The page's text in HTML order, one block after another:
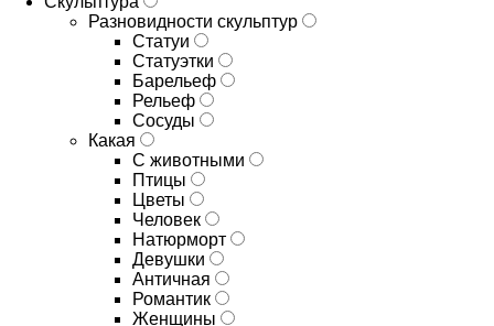
Разновидности скульптур
Статуи
Статуэтки
Барельеф
Рельеф
Сосуды
Какая
С животными
Птицы
Цветы
Человек
Натюрморт
Девушки
Античная
Романтик
Женщины